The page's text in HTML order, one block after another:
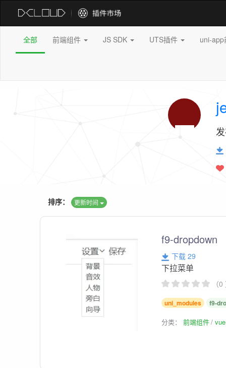
全部 前端组件 JS SDK UTS插件 uni-
排序： 更新时间
f9-dropdown
下载 29
下拉菜单
（
uni_modules f9-
分类：前端组件